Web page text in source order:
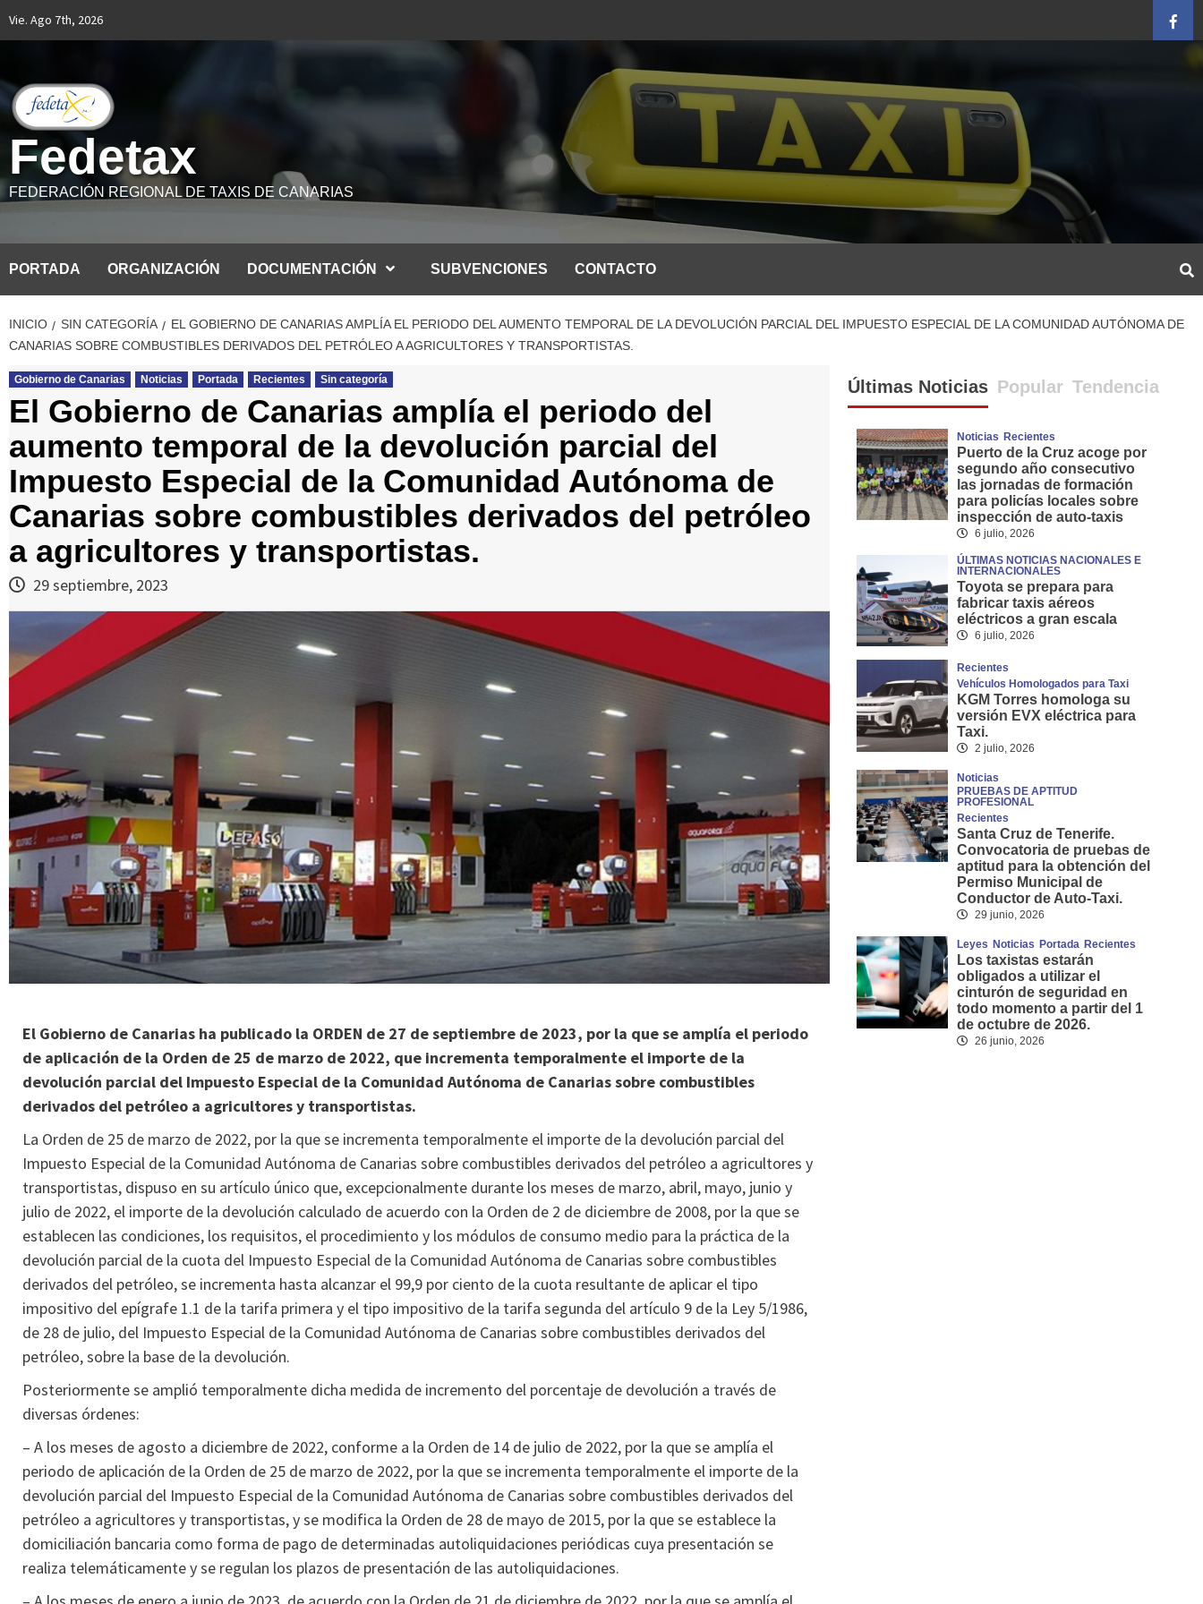
Vie. Ago 7th, 2026
Fedetax
FEDERACIÓN REGIONAL DE TAXIS DE CANARIAS
PORTADA ORGANIZACIÓN DOCUMENTACIÓN SUBVENCIONES CONTACTO
INICIO SIN CATEGORÍA
EL GOBIERNO DE CANARIAS AMPLÍA EL PERIODO DEL AUMENTO TEMPORAL DE LA DEVOLUCIÓN PARCIAL DEL IMPUESTO ESPECIAL DE LA COMUNIDAD AUTÓNOMA DE
CANARIAS SOBRE COMBUSTIBLES DERIVADOS DEL PETRÓLEO A AGRICULTORES Y TRANSPORTISTAS.
Gobierno de Canarias Noticias Portada Recientes Sin categoría
El Gobierno de Canarias amplía el periodo del
aumento temporal de la devolución parcial del
Impuesto Especial de la Comunidad Autónoma de
Canarias sobre combustibles derivados del petróleo
a agricultores y transportistas.
29 septiembre, 2023
El Gobierno de Canarias ha publicado la ORDEN de 27 de septiembre de 2023, por la que se amplía el periodo
de aplicación de la Orden de 25 de marzo de 2022, que incrementa temporalmente el importe de la
devolución parcial del Impuesto Especial de la Comunidad Autónoma de Canarias sobre combustibles
derivados del petróleo a agricultores y transportistas.
La Orden de 25 de marzo de 2022, por la que se incrementa temporalmente el importe de la devolución parcial del
Impuesto Especial de la Comunidad Autónoma de Canarias sobre combustibles derivados del petróleo a agricultores y
transportistas, dispuso en su artículo único que, excepcionalmente durante los meses de marzo, abril, mayo, junio y
julio de 2022, el importe de la devolución calculado de acuerdo con la Orden de 2 de diciembre de 2008, por la que se
establecen las condiciones, los requisitos, el procedimiento y los módulos de consumo medio para la práctica de la
devolución parcial de la cuota del Impuesto Especial de la Comunidad Autónoma de Canarias sobre combustibles
derivados del petróleo, se incrementa hasta alcanzar el 99,9 por ciento de la cuota resultante de aplicar el tipo
impositivo del epígrafe 1.1 de la tarifa primera y el tipo impositivo de la tarifa segunda del artículo 9 de la Ley 5/1986,
de 28 de julio, del Impuesto Especial de la Comunidad Autónoma de Canarias sobre combustibles derivados del
petróleo, sobre la base de la devolución.
Posteriormente se amplió temporalmente dicha medida de incremento del porcentaje de devolución a través de
diversas órdenes:
– A los meses de agosto a diciembre de 2022, conforme a la Orden de 14 de julio de 2022, por la que se amplía el
periodo de aplicación de la Orden de 25 de marzo de 2022, por la que se incrementa temporalmente el importe de la
devolución parcial del Impuesto Especial de la Comunidad Autónoma de Canarias sobre combustibles derivados del
petróleo a agricultores y transportistas, y se modifica la Orden de 28 de mayo de 2015, por la que se establece la
domiciliación bancaria como forma de pago de determinadas autoliquidaciones periódicas cuya presentación se
realiza telemáticamente y se regulan los plazos de presentación de las autoliquidaciones.
Últimas Noticias Popular Tendencia
Noticias Recientes
Puerto de la Cruz acoge por
segundo año consecutivo
las jornadas de formación
para policías locales sobre
inspección de auto-taxis
6 julio, 2026
ÚLTIMAS NOTICIAS NACIONALES E
INTERNACIONALES
Toyota se prepara para
fabricar taxis aéreos
eléctricos a gran escala
6 julio, 2026
Recientes
Vehículos Homologados para Taxi
KGM Torres homologa su
versión EVX eléctrica para
Taxi.
2 julio, 2026
Noticias
PRUEBAS DE APTITUD
PROFESIONAL
Recientes
Santa Cruz de Tenerife.
Convocatoria de pruebas de
aptitud para la obtención del
Permiso Municipal de
Conductor de Auto-Taxi.
29 junio, 2026
Leyes Noticias Portada Recientes
Los taxistas estarán
obligados a utilizar el
cinturón de seguridad en
todo momento a partir del 1
de octubre de 2026.
26 junio, 2026